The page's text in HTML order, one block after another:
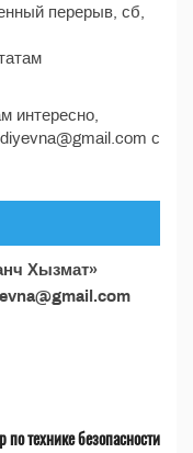
перерыв, сб,
интересно,
с
Хызмат»
технике безопасности